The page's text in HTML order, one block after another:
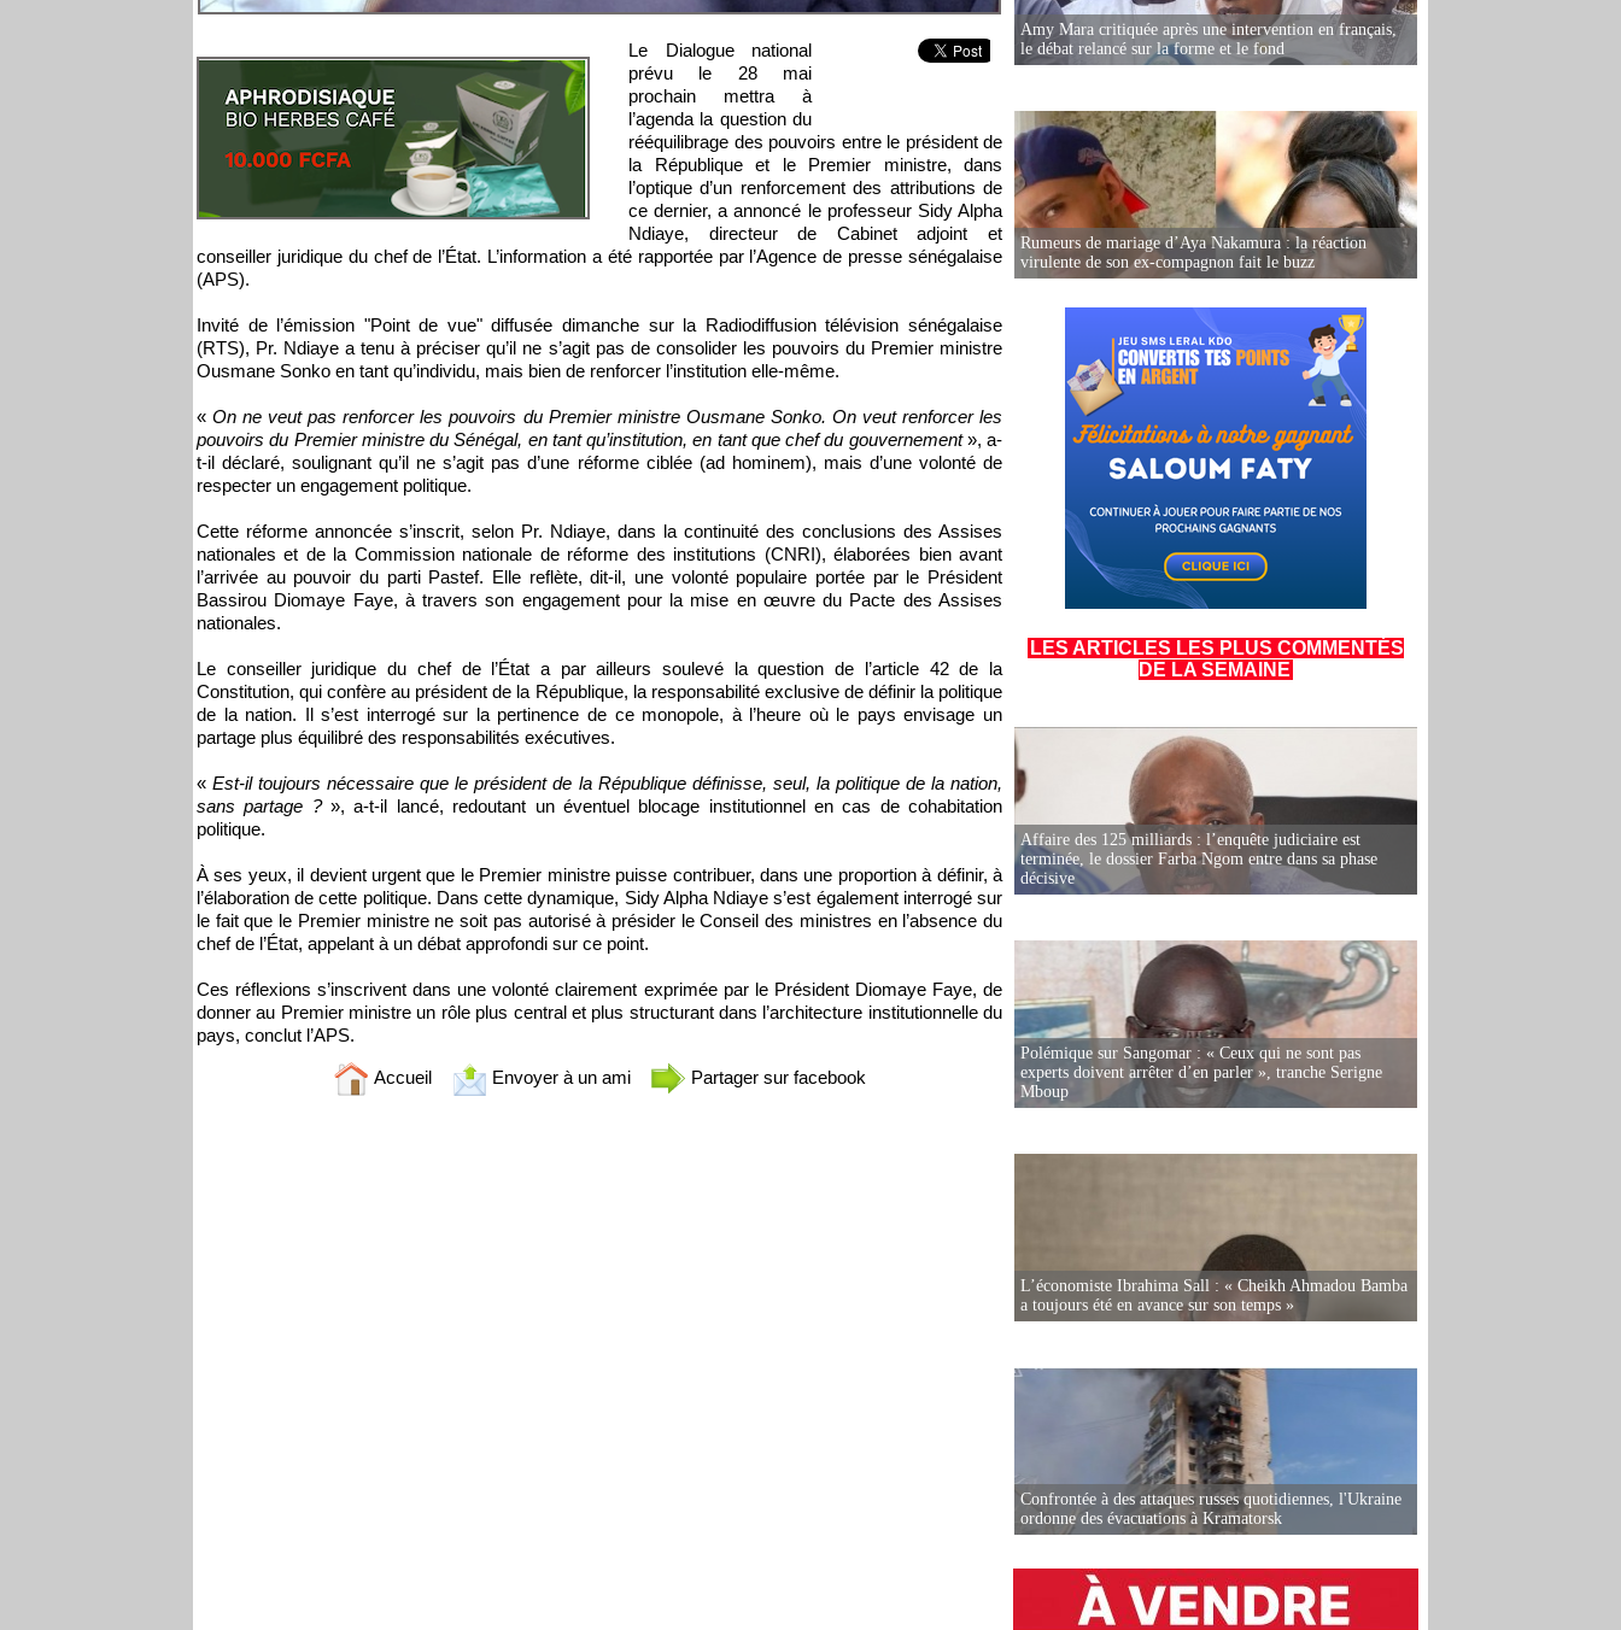
Le Dialogue national
prévu le 28 mai
prochain mettra à
l’agenda la question du
rééquilibrage des pouvoirs entre le président de
la République et le Premier ministre, dans
l’optique d’un renforcement des attributions de
ce dernier, a annoncé le professeur Sidy Alpha
Ndiaye, directeur de Cabinet adjoint et
conseiller juridique du chef de l’État. L’information a été rapportée par l’Agence de presse sénégalaise
(APS).
Invité de l’émission "Point de vue" diffusée dimanche sur la Radiodiffusion télévision sénégalaise
(RTS), Pr. Ndiaye a tenu à préciser qu’il ne s’agit pas de consolider les pouvoirs du Premier ministre
Ousmane Sonko en tant qu’individu, mais bien de renforcer l’institution elle-même.
«On ne veut pas renforcer les pouvoirs du Premier ministre Ousmane Sonko. On veut renforcer les
pouvoirs du Premier ministre du Sénégal, en tant qu’institution, en tant que chef du gouvernement», a-
t-il déclaré, soulignant qu’il ne s’agit pas d’une réforme ciblée (ad hominem), mais d’une volonté de
respecter un engagement politique.
Cette réforme annoncée s’inscrit, selon Pr. Ndiaye, dans la continuité des conclusions des Assises
nationales et de la Commission nationale de réforme des institutions (CNRI), élaborées bien avant
l’arrivée au pouvoir du parti Pastef. Elle reflète, dit-il, une volonté populaire portée par le Président
Bassirou Diomaye Faye, à travers son engagement pour la mise en œuvre du Pacte des Assises
nationales.
Le conseiller juridique du chef de l’État a par ailleurs soulevé la question de l’article 42 de la
Constitution, qui confère au président de la République, la responsabilité exclusive de définir la politique
de la nation. Il s’est interrogé sur la pertinence de ce monopole, à l’heure où le pays envisage un
partage plus équilibré des responsabilités exécutives.
«Est-il toujours nécessaire que le président de la République définisse, seul, la politique de la nation,
sans partage ?», a-t-il lancé, redoutant un éventuel blocage institutionnel en cas de cohabitation
politique.
À ses yeux, il devient urgent que le Premier ministre puisse contribuer, dans une proportion à définir, à
l’élaboration de cette politique. Dans cette dynamique, Sidy Alpha Ndiaye s’est également interrogé sur
le fait que le Premier ministre ne soit pas autorisé à présider le Conseil des ministres en l’absence du
chef de l’État, appelant à un débat approfondi sur ce point.
Ces réflexions s’inscrivent dans une volonté clairement exprimée par le Président Diomaye Faye, de
donner au Premier ministre un rôle plus central et plus structurant dans l’architecture institutionnelle du
pays, conclut l’APS.
Accueil Envoyer à un ami Partager sur facebook
Amy Mara critiquée après une intervention en français,
le débat relancé sur la forme et le fond
Rumeurs de mariage d’Aya Nakamura : la réaction
virulente de son ex-compagnon fait le buzz
LES ARTICLES LES PLUS COMMENTÉS
DE LA SEMAINE
Affaire des 125 milliards : l’enquête judiciaire est
terminée, le dossier Farba Ngom entre dans sa phase
décisive
Polémique sur Sangomar : « Ceux qui ne sont pas
experts doivent arrêter d’en parler », tranche Serigne
Mboup
L’économiste Ibrahima Sall : « Cheikh Ahmadou Bamba
a toujours été en avance sur son temps »
Confrontée à des attaques russes quotidiennes, l'Ukraine
ordonne des évacuations à Kramatorsk